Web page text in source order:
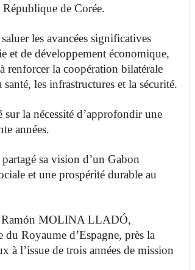
de Corée.
les avancées significatives
et de développement économique,
renforcer la coopération bilatérale
santé, les infrastructures et la sécurité.
la nécessité d’approfondir une
années.
sa vision d’un Gabon
et une prospérité durable au
Ramón MOLINA LLADÓ,
Royaume d’Espagne, près la
à l’issue de trois années de mission